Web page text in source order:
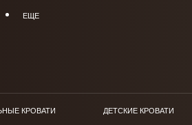
ЕЩЕ
КРОВАТИ ДЕТСКИЕ КРОВАТИ